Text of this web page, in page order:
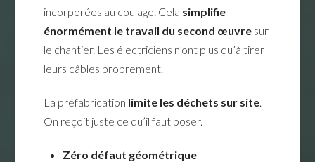
incorporées au coulage. Cela simplifie
énormément le travail du second œuvre sur
le chantier. Les électriciens n’ont plus qu’à tirer
leurs câbles proprement.
La préfabrication limite les déchets sur site
On reçoit juste ce qu’il faut poser.
Zéro défaut géométrique